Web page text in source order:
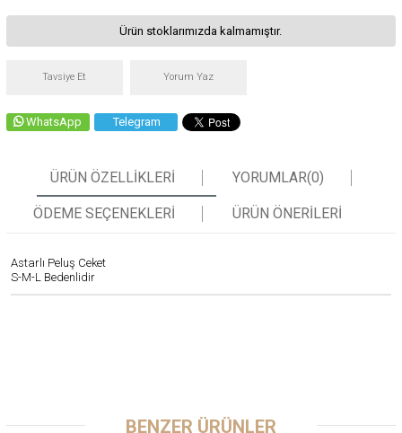
Ürün stoklarımızda kalmamıştır.
Tavsiye Et Yorum Yaz
WhatsApp Telegram
ÜRÜN ÖZELLIKLERI YORUMLAR(0)
ÖDEME SEÇENEKLERI ÜRÜN ÖNERILERI
Astarlı Peluş Ceket
S-M-L Bedenlidir
BENZER ÜRÜNLER